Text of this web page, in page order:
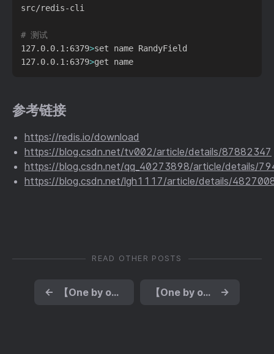
src/redis-cli
# 测试
127.0.0.1:6379>set name RandyField
127.0.0.1:6379>
参考链接
https://redis.io/download
https://blog.csdn.net/tv002/article/details/87882347
https://blog.csdn.net/qq_40273898/article/details/
https://blog.csdn.net/lgh1117/article/details/
READ OTHER POSTS
← 【One by one系列】一步步学习Webpack打包 【One by one系列】一步步部署. Net core应用-CentOs →